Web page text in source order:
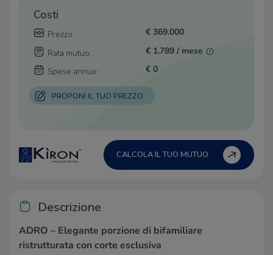
Costi
Prezzo:
€ 369.000
Rata mutuo:
€ 1.789 / mese
Spese annue:
€ 0
PROPONI IL TUO PREZZO
CALCOLA IL TUO MUTUO
Descrizione
ADRO – Elegante porzione di bifamiliare
ristrutturata con corte esclusiva